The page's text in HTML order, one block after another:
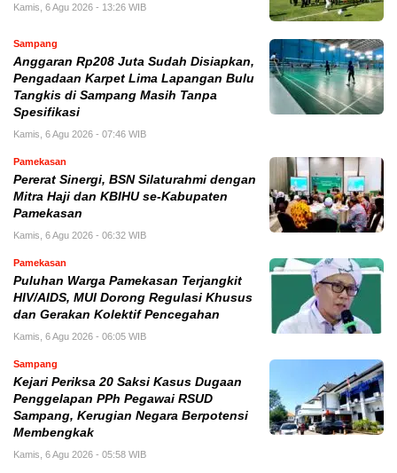
Kamis, 6 Agu 2026 - 13:26 WIB
Sampang
Anggaran Rp208 Juta Sudah Disiapkan,
Pengadaan Karpet Lima Lapangan Bulu
Tangkis di Sampang Masih Tanpa
Spesifikasi
Kamis, 6 Agu 2026 - 07:46 WIB
Pamekasan
Pererat Sinergi, BSN Silaturahmi dengan
Mitra Haji dan KBIHU se-Kabupaten
Pamekasan
Kamis, 6 Agu 2026 - 06:32 WIB
Pamekasan
Puluhan Warga Pamekasan Terjangkit
HIV/AIDS, MUI Dorong Regulasi Khusus
dan Gerakan Kolektif Pencegahan
Kamis, 6 Agu 2026 - 06:05 WIB
Sampang
Kejari Periksa 20 Saksi Kasus Dugaan
Penggelapan PPh Pegawai RSUD
Sampang, Kerugian Negara Berpotensi
Membengkak
Kamis, 6 Agu 2026 - 05:58 WIB